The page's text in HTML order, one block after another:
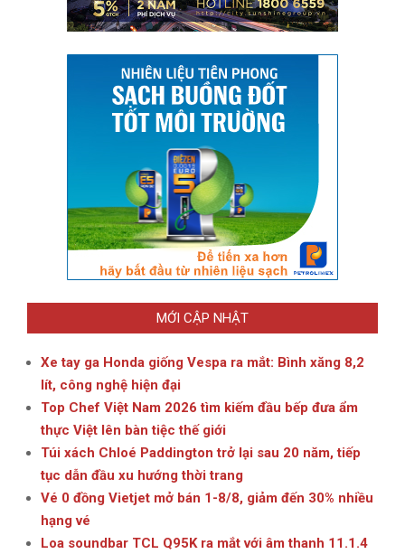
MỚI CẬP NHẬT
Xe tay ga Honda giống Vespa ra mắt: Bình xăng 8,2
lít, công nghệ hiện đại
Top Chef Việt Nam 2026 tìm kiếm đầu bếp đưa ẩm
thực Việt lên bàn tiệc thế giới
Túi xách Chloé Paddington trở lại sau 20 năm, tiếp
tục dẫn đầu xu hướng thời trang
Vé 0 đồng Vietjet mở bán 1-8/8, giảm đến 30% nhiều
hạng vé
Loa soundbar TCL Q95K ra mắt với âm thanh 11.1.4